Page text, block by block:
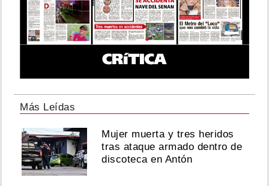
Más Leídas
Mujer muerta y tres heridos
tras ataque armado dentro de
discoteca en Antón